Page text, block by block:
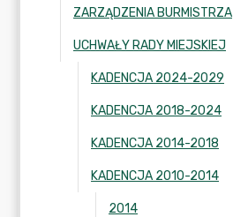
ZARZĄDZENIA BURMISTRZA
UCHWAŁY RADY MIEJSKIEJ
KADENCJA 2024-2029
KADENCJA 2018-2024
KADENCJA 2014-2018
KADENCJA 2010-2014
2014